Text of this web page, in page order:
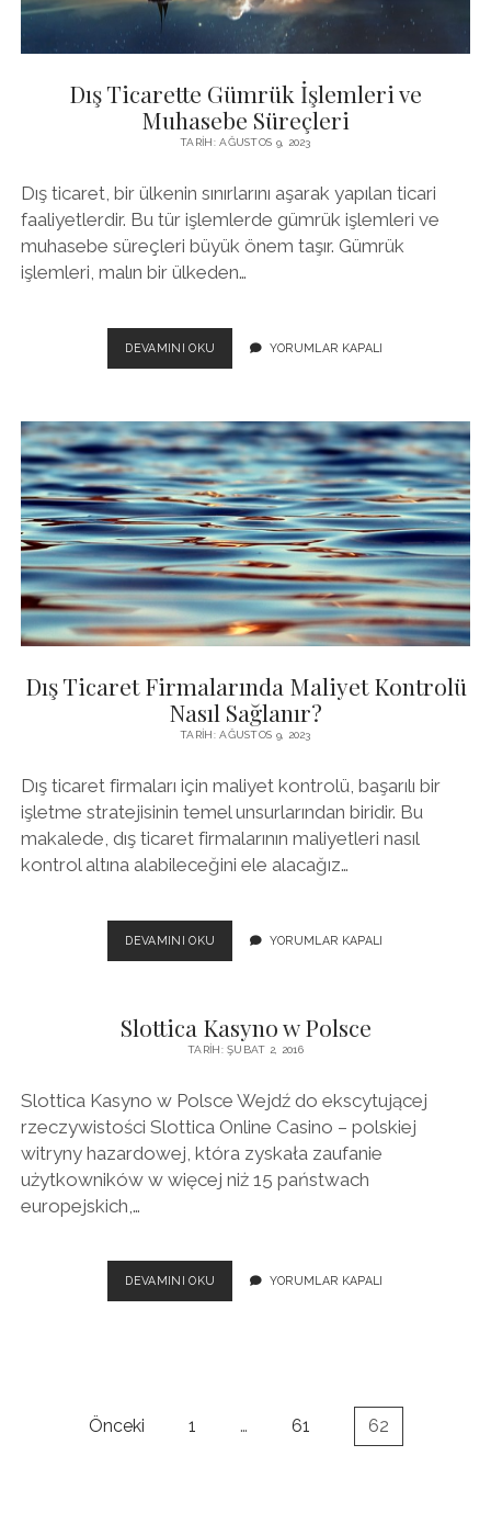
Dış Ticarette Gümrük İşlemleri ve
Muhasebe Süreçleri
TARIH: AĞUSTOS 9, 2023
Dış ticaret, bir ülkenin sınırlarını aşarak yapılan ticari
faaliyetlerdir. Bu tür işlemlerde gümrük işlemleri ve
muhasebe süreçleri büyük önem taşır. Gümrük
işlemleri, malın bir ülkeden…
DEVAMINI OKU
TICARETTE
VE
MUHASEBE
SÜREÇLERI
YORUMLAR KAPALI
Dış Ticaret Firmalarında Maliyet Kontrolü
Nasıl Sağlanır?
TARIH: AĞUSTOS 9, 2023
Dış ticaret firmaları için maliyet kontrolü, başarılı bir
işletme stratejisinin temel unsurlarından biridir. Bu
makalede, dış ticaret firmalarının maliyetleri nasıl
kontrol altına alabileceğini ele alacağız…
DEVAMINI OKU
TICARET
KONTROLÜ
NASIL
YORUMLAR KAPALI
Slottica Kasyno w Polsce
TARIH: ŞUBAT 2, 2016
Slottica Kasyno w Polsce Wejdź do ekscytującej
rzeczywistości Slottica Online Casino – polskiej
witryny hazardowej, która zyskała zaufanie
użytkowników w więcej niż 15 państwach
europejskich,…
DEVAMINI OKU SLOTTICA
KASYNO
YORUMLAR KAPALI
Önceki 1 … 61 62